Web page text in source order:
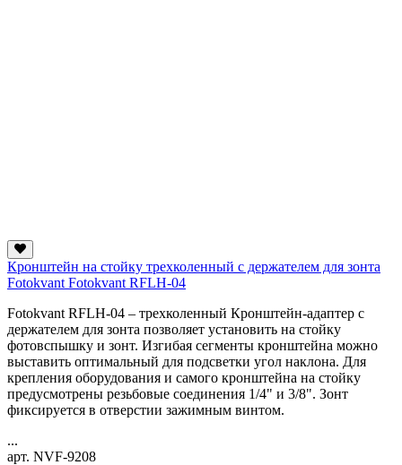
Кронштейн на стойку трехколенный с держателем для зонта
Fotokvant Fotokvant RFLH-04
Fotokvant RFLH-04 – трехколенный Кронштейн-адаптер с
держателем для зонта позволяет установить на стойку
фотовспышку и зонт. Изгибая сегменты кронштейна можно
выставить оптимальный для подсветки угол наклона. Для
крепления оборудования и самого кронштейна на стойку
предусмотрены резьбовые соединения 1/4" и 3/8". Зонт
фиксируется в отверстии зажимным винтом.
...
арт. NVF-9208